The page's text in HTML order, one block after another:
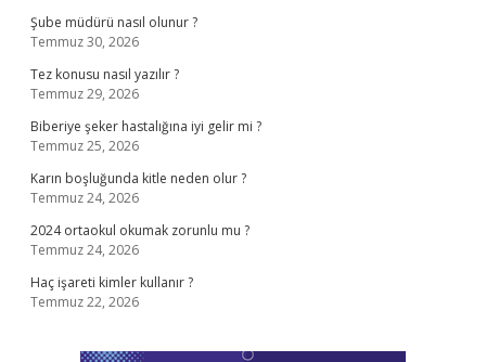
Şube müdürü nasıl olunur ?
Temmuz 30, 2026
Tez konusu nasıl yazılır ?
Temmuz 29, 2026
Biberiye şeker hastalığına iyi gelir mi ?
Temmuz 25, 2026
Karın boşluğunda kitle neden olur ?
Temmuz 24, 2026
2024 ortaokul okumak zorunlu mu ?
Temmuz 24, 2026
Haç işareti kimler kullanır ?
Temmuz 22, 2026